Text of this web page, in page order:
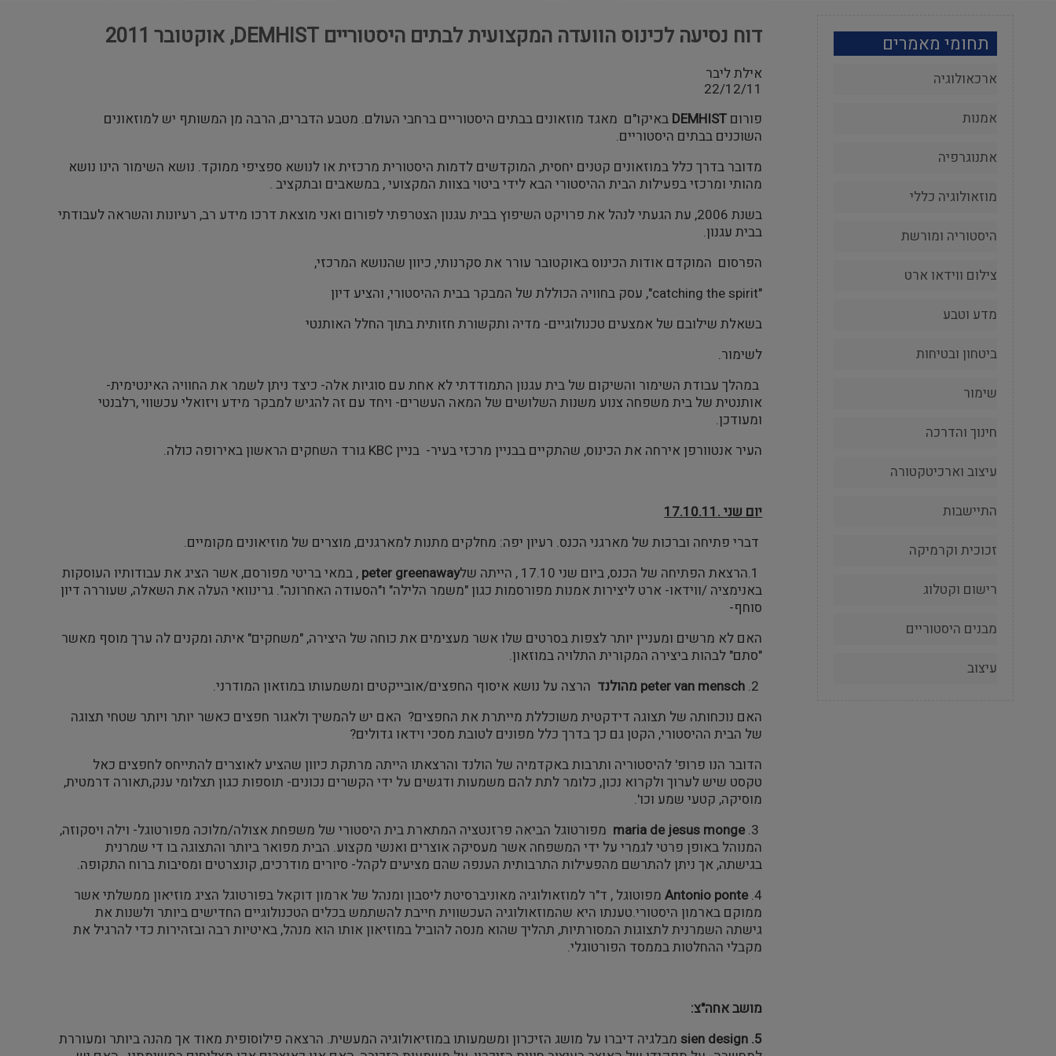
תחומי מאמרים
ארכאולוגיה
אמנות
אתנוגרפיה
מוזאולוגיה כללי
היסטוריה ומורשת
צילום ווידאו ארט
מדע וטבע
ביטחון ובטיחות
שימור
חינוך והדרכה
עיצוב וארכיטקטורה
התיישבות
זכוכית וקרמיקה
רישום וקטלוג
מבנים היסטוריים
עיצוב
דוח נסיעה לכינוס הוועדה המקצועית לבתים היסטוריים DEMHIST, אוקטובר 2011
אילת ליבר
22/12/11
פורום DEMHIST באיקו"ם מאגד מוזאונים בבתים היסטוריים ברחבי העולם. מטבע הדברים, הרבה מן המשותף יש למוזאונים
השוכנים בבתים היסטוריים.
מדובר בדרך כלל במוזאונים קטנים יחסית, המוקדשים לדמות היסטורית מרכזית או לנושא ספציפי ממוקד. נושא השימור הינו נושא
מהותי ומרכזי בפעילות הבית ההיסטורי הבא לידי ביטוי בצוות המקצועי , במשאבים ובתקציב .
בשנת 2006, עת הגעתי לנהל את פרויקט השיפוץ בבית עגנון הצטרפתי לפורום ואני מוצאת דרכו מידע רב, רעיונות והשראה לעבודתי
בבית עגנון.
הפרסום המוקדם אודות הכינוס באוקטובר עורר את סקרנותי, כיוון שהנושא המרכזי,
"catching the spirit", עסק בחוויה הכוללת של המבקר בבית ההיסטורי, והציע דיון
בשאלת שילובם של אמצעים טכנולוגיים- מדיה ותקשורת חזותית בתוך החלל האותנטי
לשימור.
במהלך עבודת השימור והשיקום של בית עגנון התמודדתי לא אחת עם סוגיות אלה- כיצד ניתן לשמר את החוויה האינטימית-
אותנטית של בית משפחה צנוע משנות השלושים של המאה העשרים- ויחד עם זה להגיש למבקר מידע ויזואלי עכשווי ,רלבנטי
ומעודכן.
העיר אנטוורפן אירחה את הכינוס, שהתקיים בבניין מרכזי בעיר- בניין KBC גורד השחקים הראשון באירופה כולה.
יום שני .17.10.11
דברי פתיחה וברכות של מארגני הכנס. רעיון יפה: מחלקים מתנות למארגנים, מוצרים של מוזיאונים מקומיים.
peter greenaway , במאי בריטי מפורסם, אשר הציג את עבודותיו העוסקות
באנימציה /ווידאו- ארט ליצירות אמנות מפורסמות כגון "משמר הלילה" ו"הסעודה האחרונה". גרינוואי העלה את השאלה, שעוררה דיון
סוחף-
האם לא מרשים ומעניין יותר לצפות בסרטים שלו אשר מעצימים את כוחה של היצירה, "משחקים" איתה ומקנים לה ערך מוסף מאשר
"סתם" לבהות ביצירה המקורית התלויה במוזאון.
peter van mensch מהולנד הרצה על נושא איסוף החפצים/אובייקטים ומשמעותו במוזאון המודרני.
האם נוכחותה של תצוגה דידקטית משוכללת מייתרת את החפצים? האם יש להמשיך ולאגור חפצים כאשר יותר ויותר שטחי תצוגה
של הבית ההיסטורי, הקטן גם כך בדרך כלל מפונים לטובת מסכי וידאו גדולים?
הדובר הנו פרופ' להיסטוריה ותרבות באקדמיה של הולנד והרצאתו הייתה מרתקת כיוון שהציע לאוצרים להתייחס לחפצים כאל
טקסט שיש לערוך ולקרוא נכון, כלומר לתת להם משמעות ודגשים על ידי הקשרים נכונים- תוספות כגון תצלומי ענק,תאורה דרמטית,
מוסיקה, קטעי שמע וכו'.
maria de jesus monge מפורטוגל הביאה פרזנטציה המתארת בית היסטורי של משפחת אצולה/מלוכה מפורטוגל- וילה ויסקוזה,
המנוהל באופן פרטי לגמרי על ידי המשפחה אשר מעסיקה אוצרים ואנשי מקצוע. הבית מפואר ביותר והתצוגה בו די שמרנית
בגישתה, אך ניתן להתרשם מהפעילות התרבותית הענפה שהם מציעים לקהל- סיורים מודרכים, קונצרטים ומסיבות ברוח התקופה.
4.
Antonio ponte מפוטוגל , ד"ר למוזאולוגיה מאוניברסיטת ליסבון ומנהל של ארמון דוקאל בפורטוגל הציג מוזיאון ממשלתי אשר
ממוקם בארמון היסטורי.טענתו היא שהמוזאולוגיה העכשווית חייבת להשתמש בכלים הטכנולוגיים החדישים ביותר ולשנות את
גישתה השמרנית לתצוגות המסורתיות, תהליך שהוא מנסה להוביל במוזיאון אותו הוא מנהל, באיטיות רבה ובזהירות כדי להרגיל את
מקבלי ההחלטות בממסד הפורטוגלי.
מושב אחה"צ:
5.
sien design מבלגיה דיברו על מושג הזיכרון ומשמעותו במוזיאולוגיה המעשית. הרצאה פילוסופית מאוד אך מהנה ביותר ומעוררת